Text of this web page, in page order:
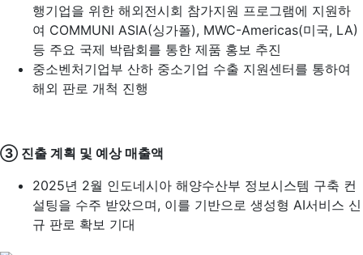
행기업을 위한 해외전시회 참가지원 프로그램에 지원하
여 COMMUNI ASIA(싱가폴), MWC-Americas(미국, LA)
등 주요 국제 박람회를 통한 제품 홍보 추진
중소벤처기업부 산하 중소기업 수출 지원센터를 통하여
해외 판로 개척 진행
③ 진출 계획 및 예상 매출액
2025년 2월 인도네시아 해양수산부 정보시스템 구축 컨
설팅을 수주 받았으며, 이를 기반으로 생성형 AI서비스 신
규 판로 확보 기대